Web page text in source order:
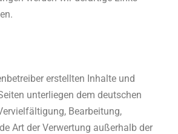
erstellten Inhalte und
unterliegen dem deutschen
Bearbeitung,
Art der Verwertung außerhalb der